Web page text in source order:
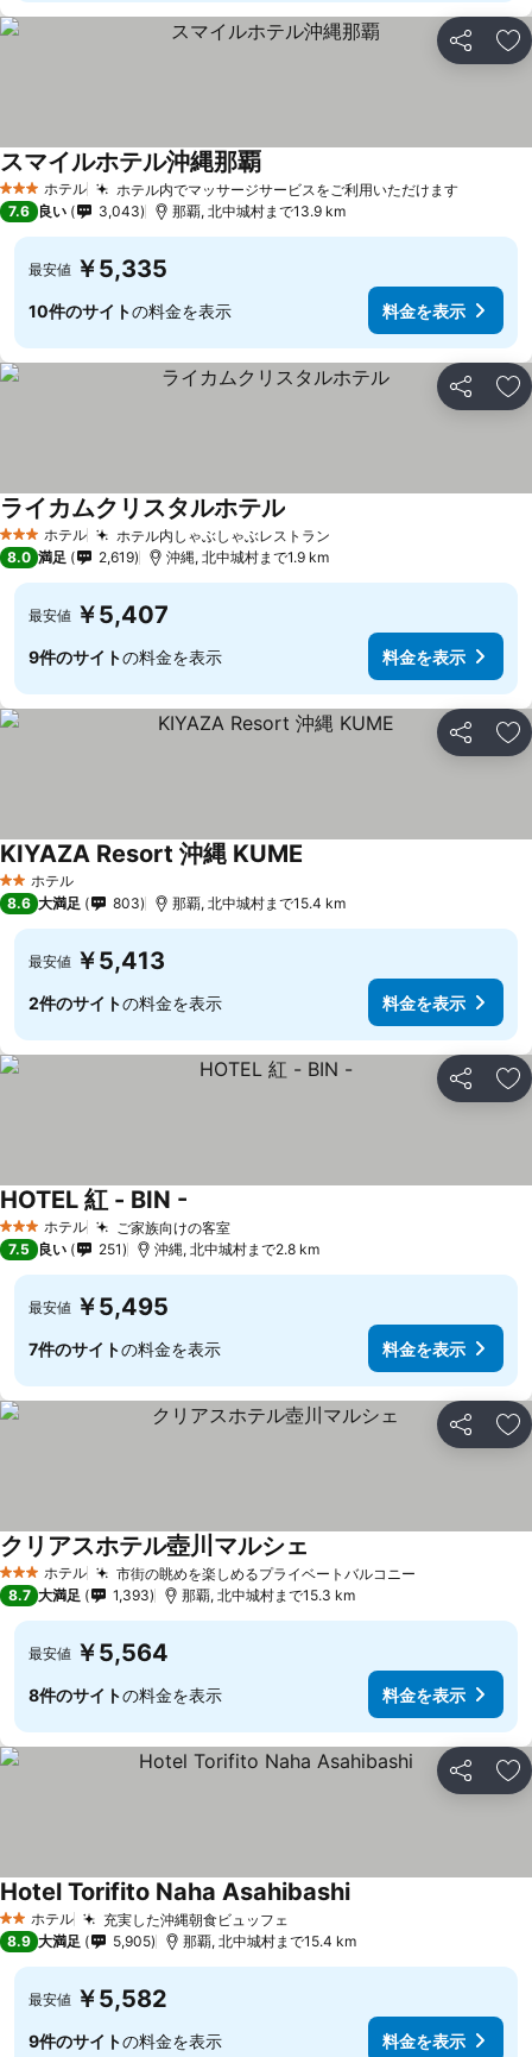
シェア お
3 ホテルのランク
ホテル ホテル内でマッサージサービスをご利用いただけます
スマイルホテル沖縄那覇
7.6 良い 3,043 那覇, 北中城村まで13.9 km
最安値 ￥5,335
10件のサイトの料金を表示 料金を表示
シェア お
3 ホテルのランク
ホテル ホテル内しゃぶしゃぶレストラン
ライカムクリスタルホテル
8.0 満足 2,619 沖縄, 北中城村まで1.9 km
最安値 ￥5,407
9件のサイトの料金を表示 料金を表示
シェア お
2 ホテルのランク
ホテル
KIYAZA Resort 沖縄 KUME
8.6 大満足 803 那覇, 北中城村まで15.4 km
最安値 ￥5,413
2件のサイトの料金を表示 料金を表示
シェア お
3 ホテルのランク
ホテル ご家族向けの客室
HOTEL 紅 - BIN -
7.5 良い 251 沖縄, 北中城村まで2.8 km
最安値 ￥5,495
7件のサイトの料金を表示 料金を表示
シェア お
3 ホテルのランク
ホテル 市街の眺めを楽しめるプライベートバルコニー
クリアスホテル壺川マルシェ
8.7 大満足 1,393 那覇, 北中城村まで15.3 km
最安値 ￥5,564
8件のサイトの料金を表示 料金を表示
シェア お
2 ホテルのランク
ホテル 充実した沖縄朝食ビュッフェ
Hotel Torifito Naha Asahibashi
8.9 大満足 5,905 那覇, 北中城村まで15.4 km
最安値 ￥5,582
9件のサイトの料金を表示 料金を表示